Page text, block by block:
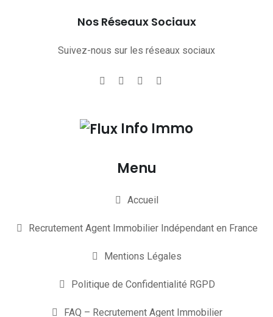
Nos Réseaux Sociaux
Suivez-nous sur les réseaux sociaux
Info Immo
Menu
Accueil
Recrutement Agent Immobilier Indépendant en France
Mentions Légales
Politique de Confidentialité RGPD
FAQ – Recrutement Agent Immobilier